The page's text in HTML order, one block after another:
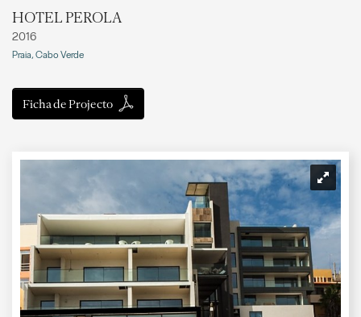
HOTEL PEROLA
2016
Praia, Cabo Verde
Ficha de Projecto